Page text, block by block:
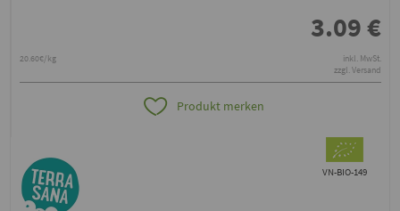
3.09€
20.60€/kg
inkl. MwSt.
zzgl. Versand
Produkt merken
VN-BIO-149